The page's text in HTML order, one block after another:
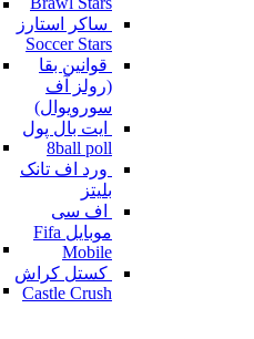
ساکر استارز
Soccer Stars
قوانین بقا
(رولز آف
سورویوال)
ایت بال پول
8ball poll
ورد اف تانک
بلیتز
اف سی
موبایل Fifa
Mobile
کستل کراش
Castle Crush